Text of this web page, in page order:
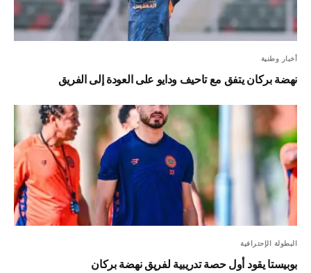
أخبار وطنية
نهضة بركان يتفق مع تاحيف ودايو على العودة إلى الفريق
البطولة الإحترافية
بوبيستا يقود أول حصة تدريبية لفريق نهضة بركان